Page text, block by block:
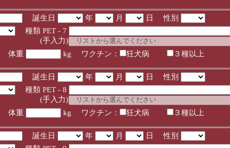
誕生日 年 月
日 性別
種類 PET - 7
力)
重
kg ワクチン： 狂犬病 ３種以上
誕生日 年 月
日 性別
種類 PET - 8
力)
重
kg ワクチン： 狂犬病 ３種以上
誕生日 年 月
日 性別